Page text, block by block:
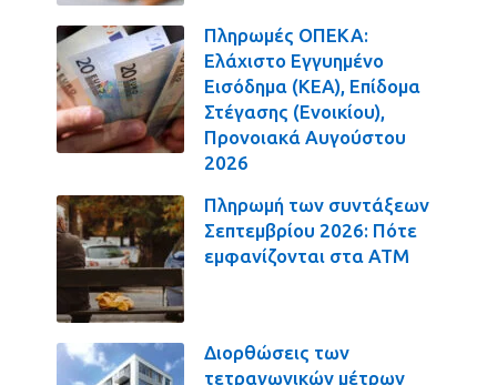
Πληρωμές ΟΠΕΚΑ:
Ελάχιστο Εγγυημένο
Εισόδημα (ΚΕΑ), Επίδομα
Στέγασης (Ενοικίου),
Προνοιακά Αυγούστου
2026
Πληρωμή των συντάξεων
Σεπτεμβρίου 2026: Πότε
εμφανίζονται στα ΑΤΜ
Διορθώσεις των
τετραγωνικών μέτρων